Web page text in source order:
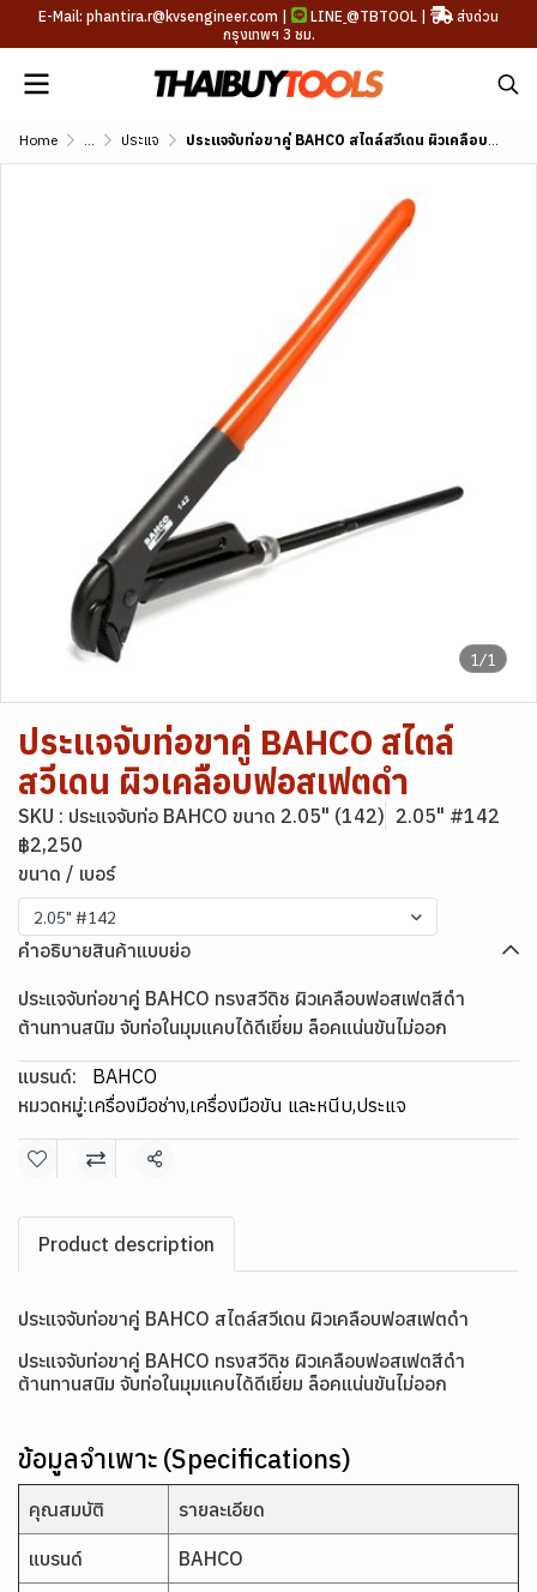
E-Mail: phantira.r@kvsengineer.com | LINE @TBTOOL |
ส่งด่วน
กรุงเทพฯ 3 ชม.
Home ... ประแจ ประแจจับท่อขาคู่ BAHCO สไตล์สวีเดน ผิวเคลือบฟอสเฟตดำ
1/1
ประแจจับท่อขาคู่ BAHCO สไตล์
สวีเดน ผิวเคลือบฟอสเฟตดำ
SKU : ประแจจับท่อ BAHCO ขนาด 2.05" (142) 2.05" #142
฿2,250
ขนาด / เบอร์
2.05" #142
คำอธิบายสินค้าแบบย่อ
ประแจจับท่อขาคู่ BAHCO ทรงสวีดิช ผิวเคลือบฟอสเฟตสีดำ
ต้านทานสนิม จับท่อในมุมแคบได้ดีเยี่ยม ล็อคแน่นขันไม่ออก
แบรนด์:
BAHCO
หมวดหมู่:เครื่องมือช่าง,เครื่องมือขัน และหนีบ,ประแจ
แชร์
Product description
ประแจจับท่อขาคู่ BAHCO สไตล์สวีเดน ผิวเคลือบฟอสเฟตดำ
ประแจจับท่อขาคู่ BAHCO ทรงสวีดิช ผิวเคลือบฟอสเฟตสีดำ
ต้านทานสนิม จับท่อในมุมแคบได้ดีเยี่ยม ล็อคแน่นขันไม่ออก
ข้อมูลจำเพาะ (Specifications)
คุณสมบัติ รายละเอียด
แบรนด์ BAHCO